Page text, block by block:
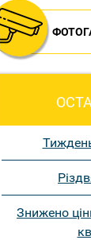
Знижено